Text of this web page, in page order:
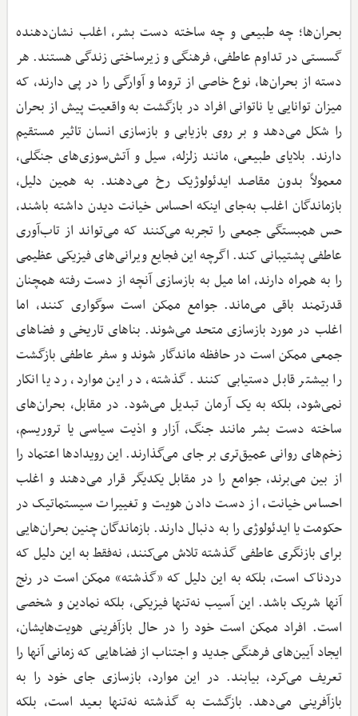
بحران‌ها؛ چه طبیعی و چه ساخته دست بشر، اغلب نشان‌دهنده
گسستی در تداوم عاطفی، فرهنگی و زیرساختی زندگی هستند. هر
دسته از بحران‌ها، نوع خاصی از تروما و آوارگی را در پی دارند، که
میزان توانایی یا ناتوانی افراد در بازگشت به واقعیت پیش از بحران
را شکل می‌دهد و بر روی بازیابی و بازسازی انسان تاثیر مستقیم
دارند. بلایای طبیعی، مانند زلزله، سیل و آتش‌سوزی‌های جنگلی،
معمولاً بدون مقاصد ایدئولوژیک رخ می‌دهند. به همین دلیل،
بازماندگان اغلب به‌جای اینکه احساس خیانت دیدن داشته باشند،
حس همبستگی جمعی را تجربه می‌کنند که می‌تواند از تاب‌آوری
عاطفی پشتیبانی کند. اگرچه این فجایع ویرانی‌های فیزیکی عظیمی
را به همراه دارند، اما میل به بازسازی آنچه از دست رفته همچنان
قدرتمند باقی می‌ماند. جوامع ممکن است سوگواری کنند، اما
اغلب در مورد بازسازی متحد می‌شوند. بناهای تاریخی و فضاهای
جمعی ممکن است در حافظه ماندگار شوند و سفر عاطفی بازگشت
را بیشتر قابل دستیابی‌ کنند. گذشته، در این موارد، رد یا انکار
نمی‌شود، بلکه به یک آرمان تبدیل می‌شود. در مقابل، بحران‌های
ساخته دست بشر مانند جنگ، آزار و اذیت سیاسی یا تروریسم،
زخم‌های روانی عمیق‌تری بر جای می‌گذارند. این رویدادها اعتماد را
از بین می‌برند، جوامع را در مقابل یکدیگر قرار می‌دهند و اغلب
احساس خیانت، از دست دادن هویت و تغییرات سیستماتیک در
حکومت یا ایدئولوژی را به دنبال دارند. بازماندگان چنین بحران‌هایی
برای بازنگری عاطفی گذشته تلاش می‌کنند، نه‌فقط به این دلیل که
دردناک است، بلکه به این دلیل که «گذشته» ممکن است در رنج
آنها شریک باشد. این آسیب نه‌تنها فیزیکی، بلکه نمادین و شخصی
است. افراد ممکن است خود را در حال بازآفرینی هویت‌هایشان،
ایجاد آیین‌های فرهنگی جدید و اجتناب از فضاهایی که زمانی آنها را
تعریف می‌کرد، بیابند. در این موارد، بازسازی جای خود را به
بازآفرینی می‌دهد. بازگشت به گذشته نه‌تنها بعید است، بلکه